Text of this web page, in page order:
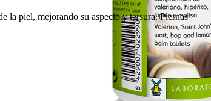
la piel, mejorando su aspecto y tersura. Piernas